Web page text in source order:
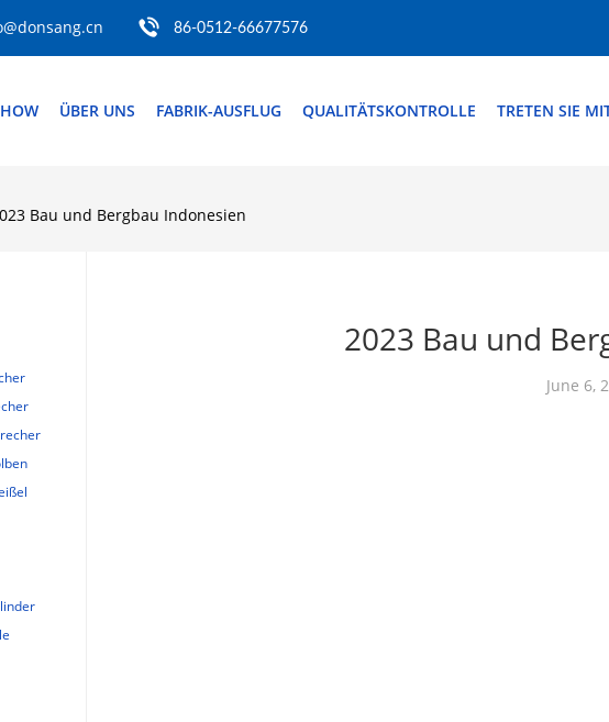
86-0512-66677576
ÜBER UNS FABRIK-AUSFLUG QUALITÄTSKONTROLLE TRETEN SIE
Bau und Bergbau Indonesien
2023 Bau und
June 6,